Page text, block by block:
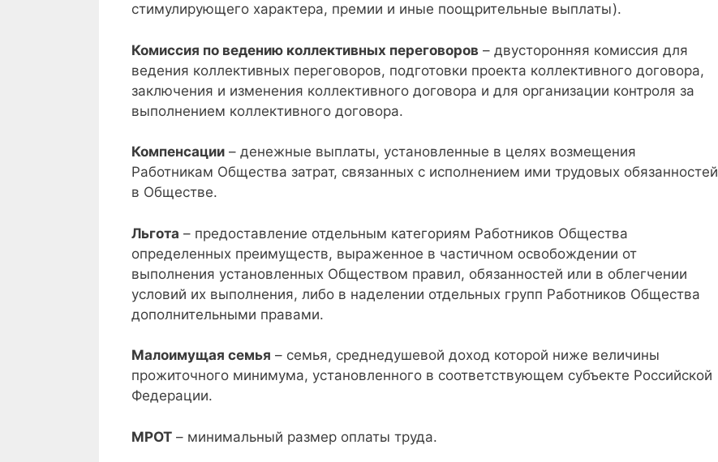
стимулирующего характера, премии и иные поощрительные выплаты).
Комиссия по ведению коллективных переговоров – двусторонняя комиссия для
ведения коллективных переговоров, подготовки проекта коллективного договора,
заключения и изменения коллективного договора и для организации контроля за
выполнением коллективного договора.
Компенсации – денежные выплаты, установленные в целях возмещения
Работникам Общества затрат, связанных с исполнением ими трудовых обязанностей
в Обществе.
Льгота – предоставление отдельным категориям Работников Общества
определенных преимуществ, выраженное в частичном освобождении от
выполнения установленных Обществом правил, обязанностей или в облегчении
условий их выполнения, либо в наделении отдельных групп Работников Общества
дополнительными правами.
Малоимущая семья – семья, среднедушевой доход которой ниже величины
прожиточного минимума, установленного в соответствующем субъекте Российской
Федерации.
МРОТ – минимальный размер оплаты труда.